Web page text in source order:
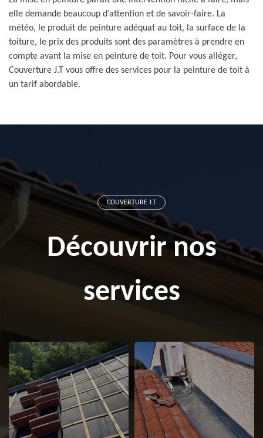
elle demande beaucoup d’attention et de savoir-faire. La
météo, le produit de peinture adéquat au toit, la surface de la
toiture, le prix des produits sont des paramètres à prendre en
compte avant la mise en peinture de toit. Pour vous alléger,
Couverture J.T vous offre des services pour la peinture de toit à
un tarif abordable.
COUVERTURE J.T
Découvrir nos
services